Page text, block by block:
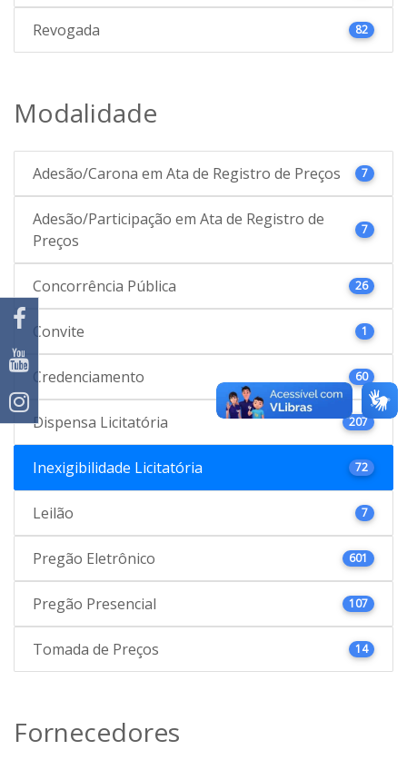
Revogada 82
Modalidade
Adesão/Carona em Ata de Registro de Preços 7
Adesão/Participação em Ata de Registro de
Preços
7
Concorrência Pública 26
Convite 1
Credenciamento 60
Dispensa Licitatória 207
Inexigibilidade Licitatória 72
Leilão 7
Pregão Eletrônico 601
Pregão Presencial 107
Tomada de Preços 14
Fornecedores